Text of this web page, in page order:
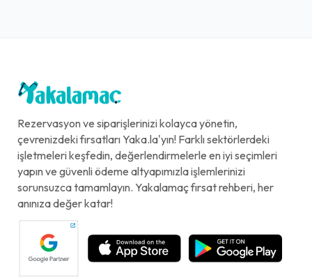
Rezervasyon ve siparişlerinizi kolayca yönetin,
çevrenizdeki fırsatları Yaka.la'yın! Farklı sektörlerdeki
işletmeleri keşfedin, değerlendirmelerle en iyi seçimleri
yapın ve güvenli ödeme altyapımızla işlemlerinizi
sorunsuzca tamamlayın. Yakalamaç fırsat rehberi, her
anınıza değer katar!